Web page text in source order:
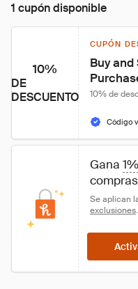
1 cupón disponible
10%
DE
DESCUENTO
CUPÓN
Buy and
10% de
Código
Gana 1%
Se aplican
exclusiones.